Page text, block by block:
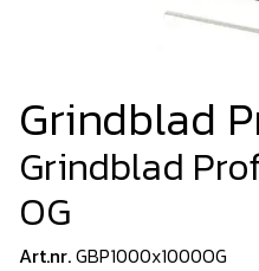
Grindblad
Grindblad
OG
Art.nr.GBP1000x1000OG